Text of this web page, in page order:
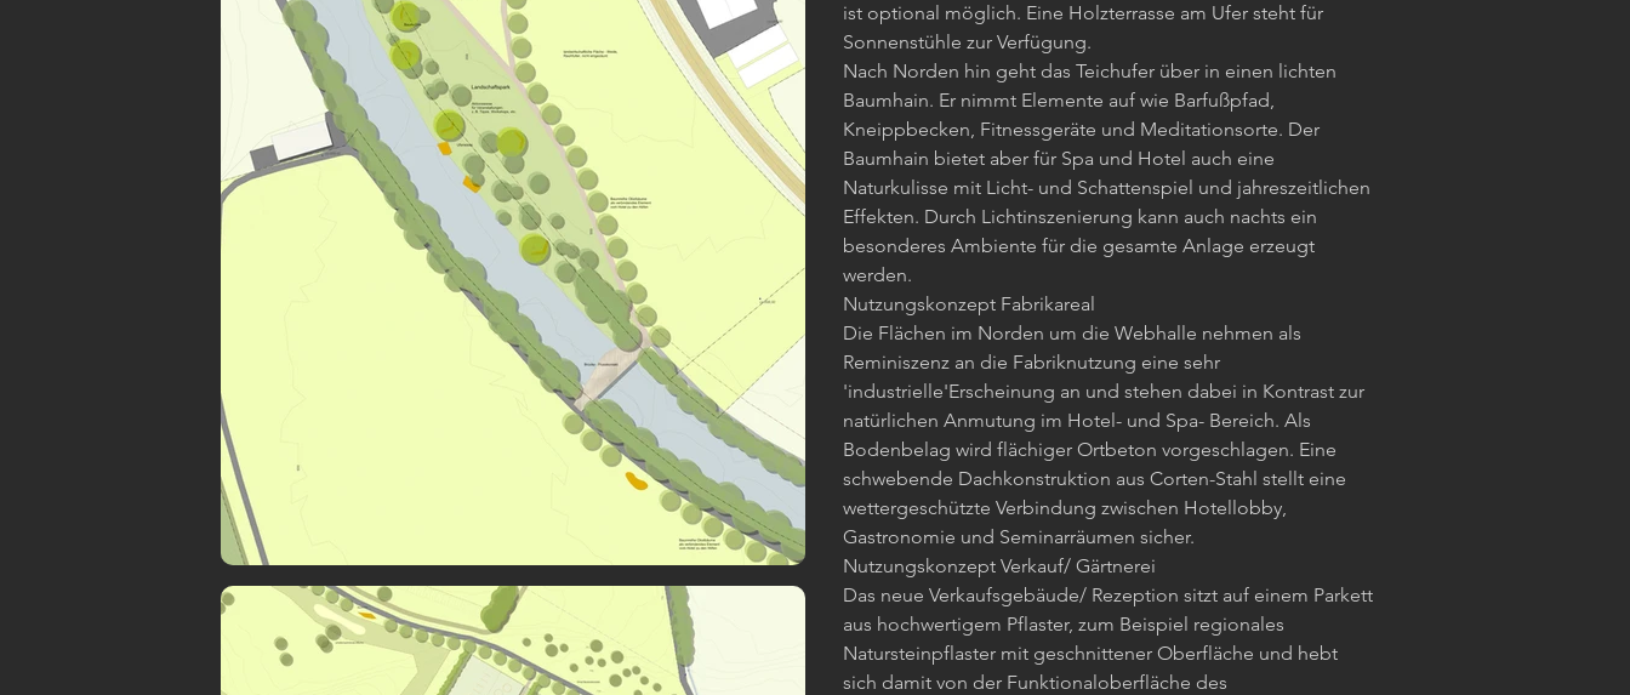
ist optional möglich. Eine Holzterrasse am Ufer steht für
Sonnenstühle zur Verfügung.
Nach Norden hin geht das Teichufer über in einen lichten
Baumhain. Er nimmt Elemente auf wie Barfußpfad,
Kneippbecken, Fitnessgeräte und Meditationsorte. Der
Baumhain bietet aber für Spa und Hotel auch eine
Naturkulisse mit Licht- und Schattenspiel und jahreszeitlichen
Effekten. Durch Lichtinszenierung kann auch nachts ein
besonderes Ambiente für die gesamte Anlage erzeugt
werden.
Nutzungskonzept Fabrikareal
Die Flächen im Norden um die Webhalle nehmen als
Reminiszenz an die Fabriknutzung eine sehr
'industrielle'Erscheinung an und stehen dabei in Kontrast zur
natürlichen Anmutung im Hotel- und Spa- Bereich. Als
Bodenbelag wird flächiger Ortbeton vorgeschlagen. Eine
schwebende Dachkonstruktion aus Corten-Stahl stellt eine
wettergeschützte Verbindung zwischen Hotellobby,
Gastronomie und Seminarräumen sicher.
Nutzungskonzept Verkauf/ Gärtnerei
Das neue Verkaufsgebäude/ Rezeption sitzt auf einem Parkett
aus hochwertigem Pflaster, zum Beispiel regionales
Natursteinpflaster mit geschnittener Oberfläche und hebt
sich damit von der Funktionaloberfläche des